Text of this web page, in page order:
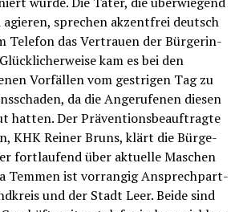
agie­ren, spre­chen akzent­frei deutsch
Tele­fon das Ver­trau­en der Bür­ge­rin­
kam es bei den
Vor­fäl­len vom gest­ri­gen Tag zu
da die Ange­ru­fe­nen die­sen
hat­ten. Der Prä­ven­ti­ons­be­auf­trag­te
KHK Rei­ner Bruns, klärt die Bür­ge­
fort­lau­fend über aktu­el­le Maschen
Tem­men ist vor­ran­gig Ansprech­part­
und der Stadt Leer. Bei­de sind